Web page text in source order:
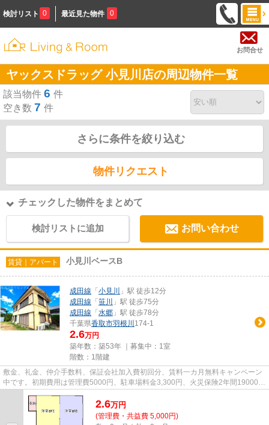
検討リスト 0 最近見た物件 0
お問合せ
ヤックスドラッグ 小見川店の周辺物件一覧
該当物件 6 件
空き数 7 件
さらに条件を絞り込む
物件リクエスト
チェックした物件をまとめて
検討リストに追加 お問い合わせ
賃貸｜アパート 小見川ベースB
成田線 「 小見川
」駅 徒歩12分
成田線 「 笹川
」駅 徒歩75分
成田線 「 水郷 」駅 徒歩78分
千葉県香取市羽根川 174-1
2.6万円
築年数：築53年 ｜募集中： 1室
階数：1階建
敷金、礼金、仲介手数料、保証会社加入費初回分、賃料一カ月無料キャンペーン
中です。初期費用は管理費5000円、駐車場料金3,300円、火災保険2年間19000円
2.6万円
(管理費・共益費 5,000円)